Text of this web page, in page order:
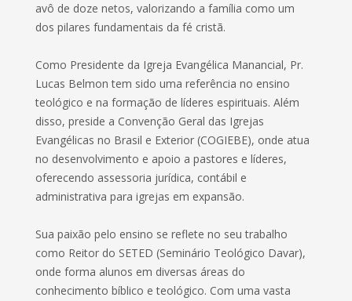
avô de doze netos, valorizando a família como um
dos pilares fundamentais da fé cristã.
Como Presidente da Igreja Evangélica Manancial, Pr.
Lucas Belmon tem sido uma referência no ensino
teológico e na formação de líderes espirituais. Além
disso, preside a Convenção Geral das Igrejas
Evangélicas no Brasil e Exterior (COGIEBE), onde atua
no desenvolvimento e apoio a pastores e líderes,
oferecendo assessoria jurídica, contábil e
administrativa para igrejas em expansão.
Sua paixão pelo ensino se reflete no seu trabalho
como Reitor do SETED (Seminário Teológico Davar),
onde forma alunos em diversas áreas do
conhecimento bíblico e teológico. Com uma vasta